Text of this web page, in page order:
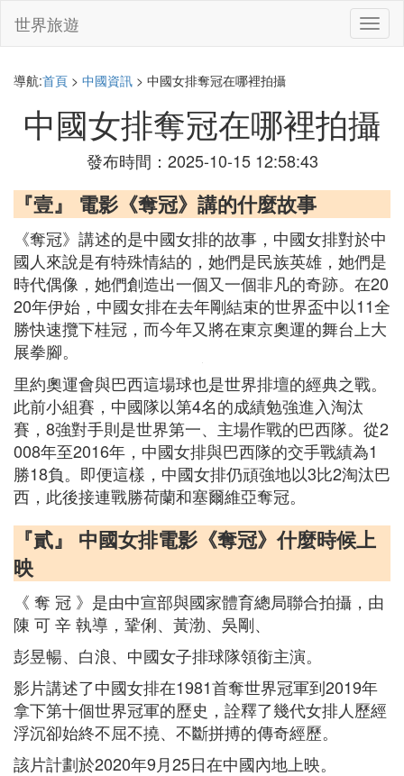
切
換
世界旅遊
導航:首頁 > 中國資訊 > 中國女排奪冠在哪裡拍攝
中國女排奪冠在哪裡拍攝
發布時間：2025-10-15 12:58:43
『壹』 電影《奪冠》講的什麼故事
《奪冠》講述的是中國女排的故事，中國女排對於中
國人來說是有特殊情結的，她們是民族英雄，她們是
時代偶像，她們創造出一個又一個非凡的奇跡。在20
20年伊始，中國女排在去年剛結束的世界盃中以11全
勝快速攬下桂冠，而今年又將在東京奧運的舞台上大
展拳腳。
里約奧運會與巴西這場球也是世界排壇的經典之戰。
此前小組賽，中國隊以第4名的成績勉強進入淘汰
賽，8強對手則是世界第一、主場作戰的巴西隊。從2
008年至2016年，中國女排與巴西隊的交手戰績為1
勝18負。即便這樣，中國女排仍頑強地以3比2淘汰巴
西，此後接連戰勝荷蘭和塞爾維亞奪冠。
『貳』 中國女排電影《奪冠》什麼時候上
映
《 奪 冠 》是由中宣部與國家體育總局聯合拍攝，由
陳 可 辛 執導，鞏俐、黃渤、吳剛、
彭昱暢、白浪、中國女子排球隊領銜主演。
影片講述了中國女排在1981首奪世界冠軍到2019年
拿下第十個世界冠軍的歷史，詮釋了幾代女排人歷經
浮沉卻始終不屈不撓、不斷拼搏的傳奇經歷。
該片計劃於2020年9月25日在中國內地上映。